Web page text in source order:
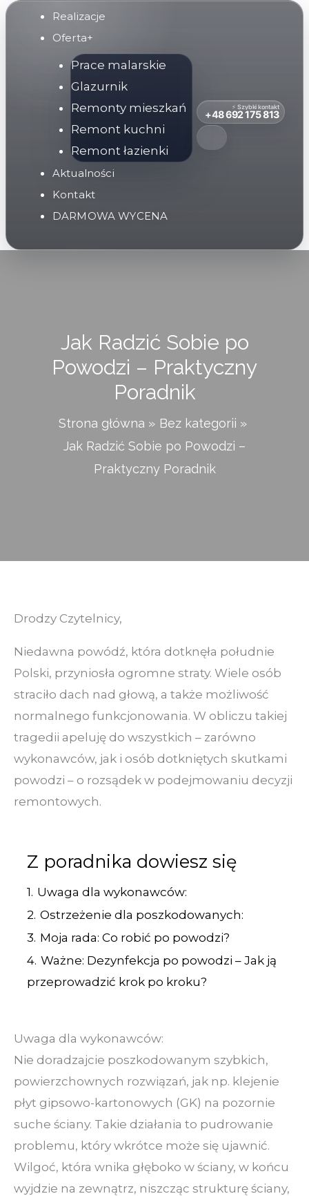
Realizacje
Oferta+
Prace malarskie
Glazurnik
Remonty mieszkań
Remont kuchni
Remont łazienki
Aktualności
Kontakt
DARMOWA WYCENA
⚡ Szybki kontakt
+48 692 175 813
Przejdź
Jak Radzić Sobie po
Powodzi – Praktyczny
Poradnik
Strona główna
Bez kategorii
Jak Radzić Sobie po Powodzi –
Praktyczny Poradnik
Drodzy Czytelnicy,
Niedawna powódź, która dotknęła południe
Polski, przyniosła ogromne straty. Wiele osób
straciło dach nad głową, a także możliwość
normalnego funkcjonowania. W obliczu takiej
tragedii apeluję do wszystkich – zarówno
wykonawców, jak i osób dotkniętych skutkami
powodzi – o rozsądek w podejmowaniu decyzji
remontowych.
Z poradnika dowiesz się
1. Uwaga dla wykonawców:
2. Ostrzeżenie dla poszkodowanych:
3. Moja rada: Co robić po powodzi?
4. Ważne: Dezynfekcja po powodzi – Jak ją
przeprowadzić krok po kroku?
Uwaga dla wykonawców:
Nie doradzajcie poszkodowanym szybkich,
powierzchownych rozwiązań, jak np. klejenie
płyt gipsowo-kartonowych (GK) na pozornie
suche ściany. Takie działania to pudrowanie
problemu, który wkrótce może się ujawnić.
Wilgoć, która wnika głęboko w ściany, w końcu
wyjdzie na zewnątrz, niszcząc strukturę ściany,